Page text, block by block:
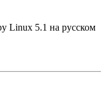
Linux 5.1 на русском